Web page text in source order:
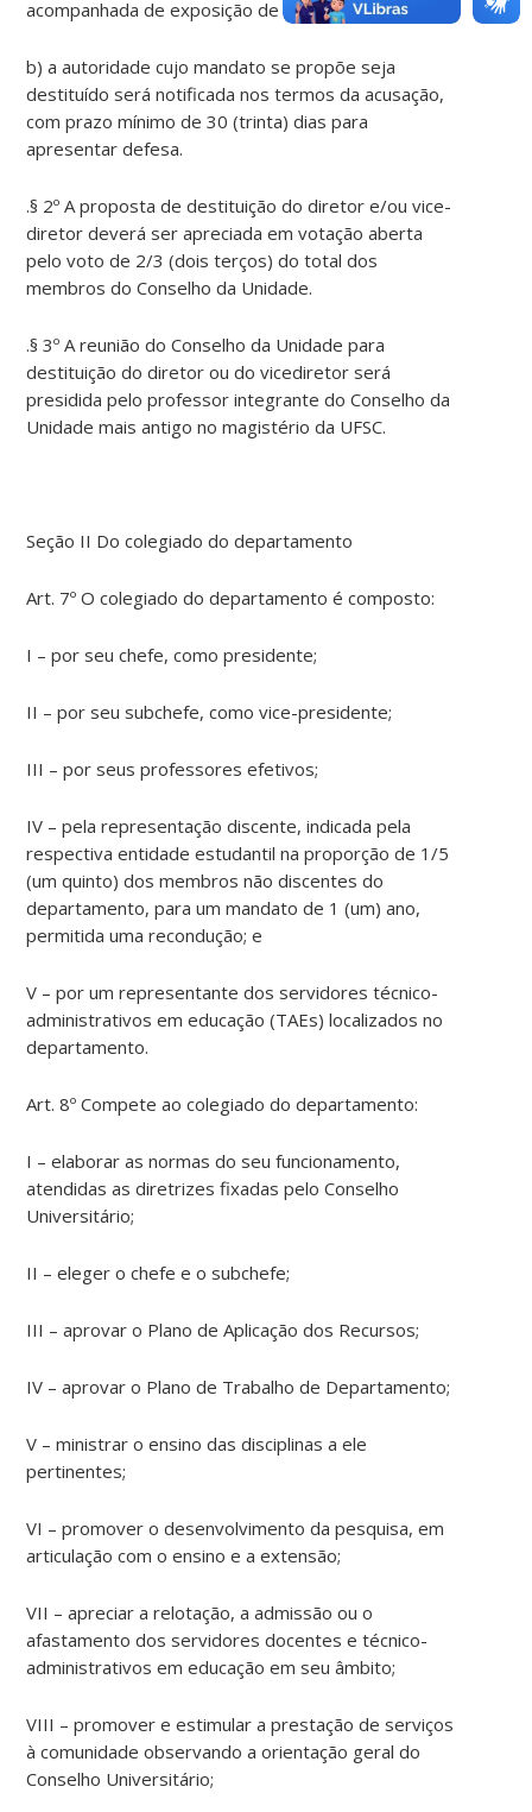
acompanhada de exposição de motivos; e
b) a autoridade cujo mandato se propõe seja
destituído será notificada nos termos da acusação,
com prazo mínimo de 30 (trinta) dias para
apresentar defesa.
.§ 2º A proposta de destituição do diretor e/ou vice-
diretor deverá ser apreciada em votação aberta
pelo voto de 2/3 (dois terços) do total dos
membros do Conselho da Unidade.
.§ 3º A reunião do Conselho da Unidade para
destituição do diretor ou do vicediretor será
presidida pelo professor integrante do Conselho da
Unidade mais antigo no magistério da UFSC.
Seção II Do colegiado do departamento
Art. 7º O colegiado do departamento é composto:
I – por seu chefe, como presidente;
II – por seu subchefe, como vice-presidente;
III – por seus professores efetivos;
IV – pela representação discente, indicada pela
respectiva entidade estudantil na proporção de 1/5
(um quinto) dos membros não discentes do
departamento, para um mandato de 1 (um) ano,
permitida uma recondução; e
V – por um representante dos servidores técnico-
administrativos em educação (TAEs) localizados no
departamento.
Art. 8º Compete ao colegiado do departamento:
I – elaborar as normas do seu funcionamento,
atendidas as diretrizes fixadas pelo Conselho
Universitário;
II – eleger o chefe e o subchefe;
III – aprovar o Plano de Aplicação dos Recursos;
IV – aprovar o Plano de Trabalho de Departamento;
V – ministrar o ensino das disciplinas a ele
pertinentes;
VI – promover o desenvolvimento da pesquisa, em
articulação com o ensino e a extensão;
VII – apreciar a relotação, a admissão ou o
afastamento dos servidores docentes e técnico-
administrativos em educação em seu âmbito;
VIII – promover e estimular a prestação de serviços
à comunidade observando a orientação geral do
Conselho Universitário;